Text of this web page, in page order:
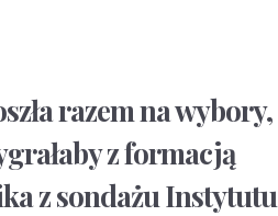
razem na wybory,
z formacją
z sondażu Instytutu